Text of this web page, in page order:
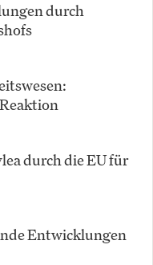
durch
durch die EU für
Entwicklungen